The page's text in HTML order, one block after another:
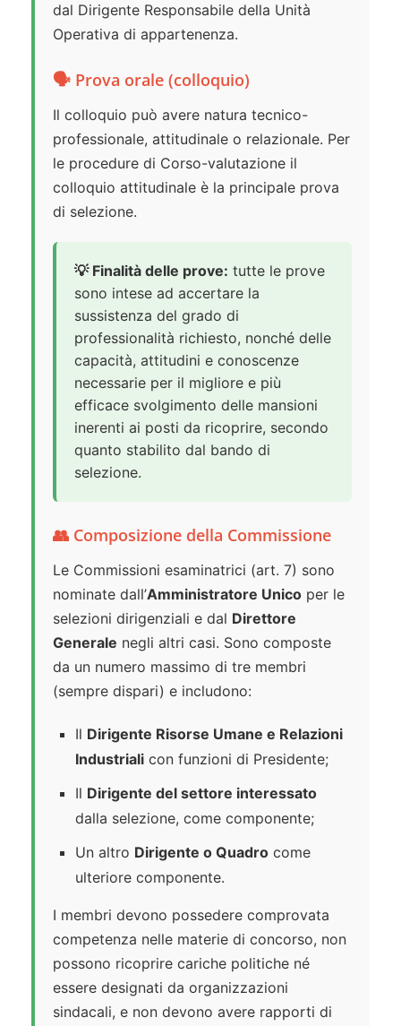
dal Dirigente Responsabile della Unità
Operativa di appartenenza.
🗣️ Prova orale (colloquio)
Il colloquio può avere natura tecnico-
professionale, attitudinale o relazionale. Per
le procedure di Corso-valutazione il
colloquio attitudinale è la principale prova
di selezione.
💡 Finalità delle prove: tutte le prove
sono intese ad accertare la
sussistenza del grado di
professionalità richiesto, nonché delle
capacità, attitudini e conoscenze
necessarie per il migliore e più
efficace svolgimento delle mansioni
inerenti ai posti da ricoprire, secondo
quanto stabilito dal bando di
selezione.
👥 Composizione della Commissione
Le Commissioni esaminatrici (art. 7) sono
nominate dall’Amministratore Unico per le
selezioni dirigenziali e dal Direttore
Generale negli altri casi. Sono composte
da un numero massimo di tre membri
(sempre dispari) e includono:
Il Dirigente Risorse Umane e Relazioni
Industriali con funzioni di Presidente;
Il Dirigente del settore interessato
dalla selezione, come componente;
Un altro Dirigente o Quadro come
ulteriore componente.
I membri devono possedere comprovata
competenza nelle materie di concorso, non
possono ricoprire cariche politiche né
essere designati da organizzazioni
sindacali, e non devono avere rapporti di